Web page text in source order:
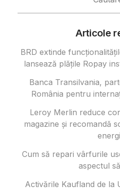
Articole
BRD extinde
lansează plățile Ropay
Banca Transilvania,
România pentru
Leroy Merlin reduce
magazine și recomandă
Cum să repari vârfurile
aspectul
Activările Kaufland de la